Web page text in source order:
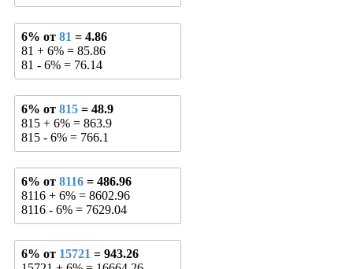
6% от 81 = 4.86
81 + 6% = 85.86
81 - 6% = 76.14
6% от 815 = 48.9
815 + 6% = 863.9
815 - 6% = 766.1
6% от 8116 = 486.96
8116 + 6% = 8602.96
8116 - 6% = 7629.04
6% от 15721 = 943.26